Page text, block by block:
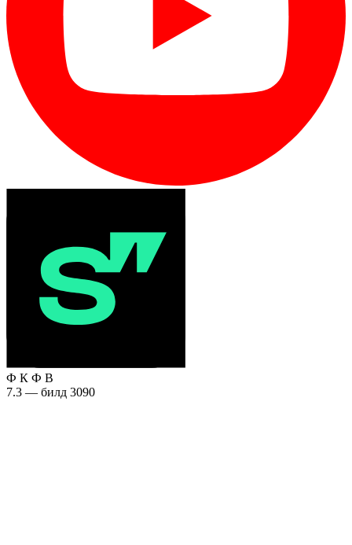
Ф К Ф В
7.3 — билд 3090